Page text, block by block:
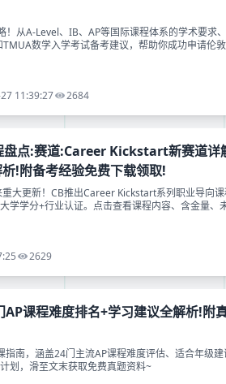
！从A-Level、IB、AP等国际课程体系的学术要求
数学入学考试备考建议，帮助你成功申请伦
11:39:27 2684
盘点:赛道:Career Kickstart新赛道详
!附备考经验免费下载领取!
大更新！CB推出Career Kickstart系列职业导向
学学分+行业认证。点击查看课程内容、含金量、
2629
课程难度排名+学习建议全解析!附
指南，涵盖24门主流AP课程难度评估、适合年级
划，滑至文末获取免费真题资料~